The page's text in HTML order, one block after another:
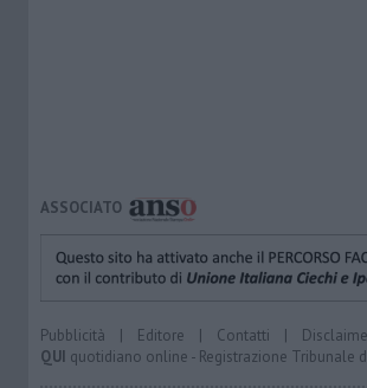
ASSOCIATO
Pubblicità | Editore | Contatti |
QUI quotidiano online - Registrazione Tribunale